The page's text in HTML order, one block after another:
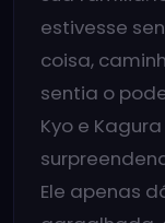
estivesse
coisa,
sentia o
Kyo e
Ele apenas